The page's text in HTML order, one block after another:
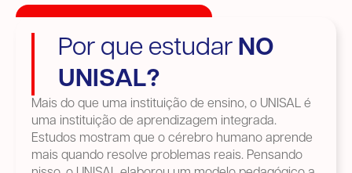
Por que estudar NO
UNISAL?
Mais do que uma instituição de ensino, o UNISAL é
uma instituição de aprendizagem integrada.
Estudos mostram que o cérebro humano aprende
mais quando resolve problemas reais. Pensando